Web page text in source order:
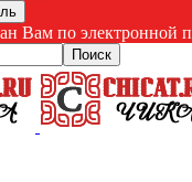
Вам по электронной